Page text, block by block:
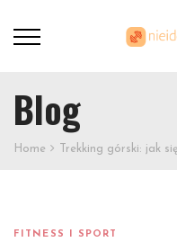
Blog
Home Trekking górski: jak
FITNESS I SPORT